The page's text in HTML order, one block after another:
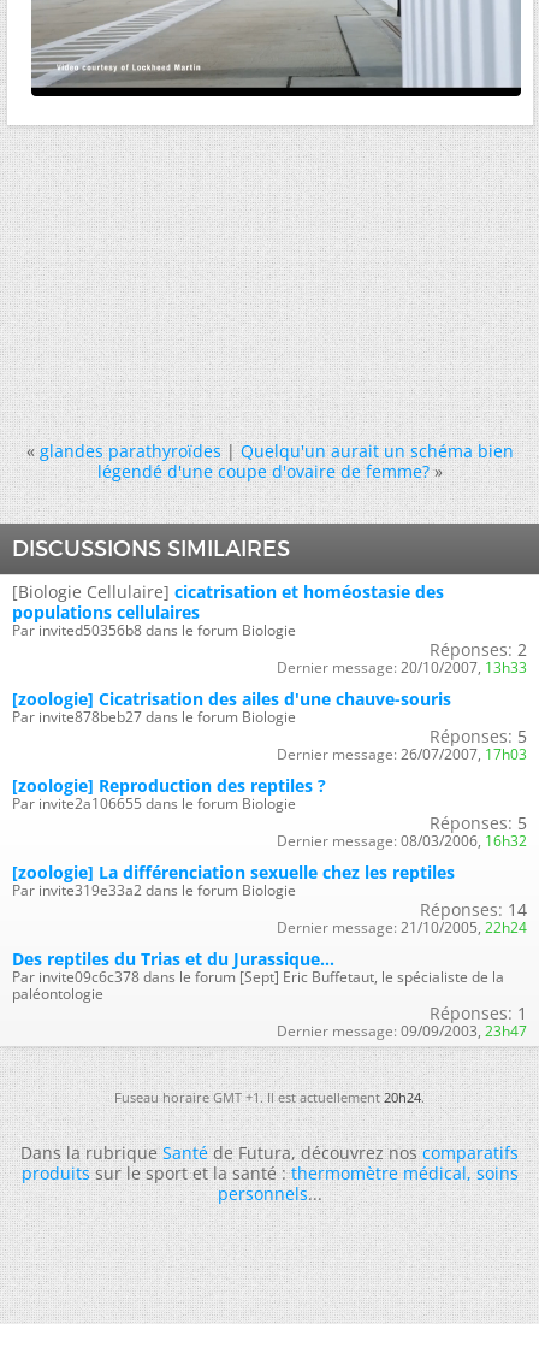
« glandes parathyroïdes|Quelqu'un aurait un schéma bien
légendé d'une coupe d'ovaire de femme? »
DISCUSSIONS SIMILAIRES
[Biologie Cellulaire] cicatrisation et homéostasie des
populations cellulaires
Par invited50356b8 dans le forum Biologie
Réponses: 2
Dernier message: 20/10/2007, 13h33
[zoologie] Cicatrisation des ailes d'une chauve-souris
Par invite878beb27 dans le forum Biologie
Réponses: 5
Dernier message: 26/07/2007, 17h03
[zoologie] Reproduction des reptiles ?
Par invite2a106655 dans le forum Biologie
Réponses: 5
Dernier message: 08/03/2006, 16h32
[zoologie] La différenciation sexuelle chez les reptiles
Par invite319e33a2 dans le forum Biologie
Réponses: 14
Dernier message: 21/10/2005, 22h24
Des reptiles du Trias et du Jurassique...
Par invite09c6c378 dans le forum [Sept] Eric Buffetaut, le spécialiste de la
paléontologie
Réponses: 1
Dernier message: 09/09/2003, 23h47
Fuseau horaire GMT +1. Il est actuellement20h24.
Dans la rubriqueSantéde Futura, découvrez noscomparatifs
produitssur le sport et la santé :thermomètre médical,soins
personnels...